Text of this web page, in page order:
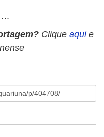
Clique aqui e